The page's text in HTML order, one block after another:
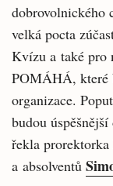
dobrovolnického
velká pocta
Kvízu a také pro
POMÁHÁ, které
organizace.
budou
řekla
a absolventů